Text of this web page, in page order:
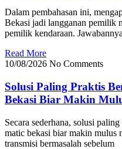
Dalam pembahasan ini,
Bekasi jadi langganan pemilik
pemilik kendaraan.
Read More
10/08/2026 No Comments
Solusi Paling Praktis
Bekasi Biar Makin
Secara sederhana, solusi
matic bekasi biar makin mulus
transmisi bermasalah sebelum